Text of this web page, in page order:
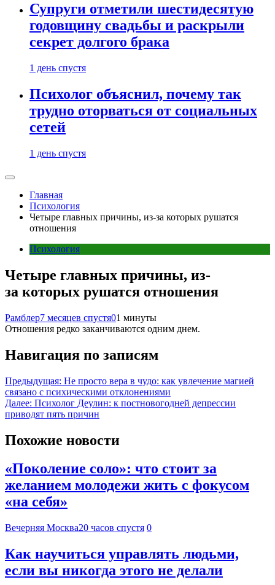
Супруги отметили шестидесятую
годовщину свадьбы и раскрыли
секрет долгого брака
1 день спустя
Психолог объяснил, почему так
трудно оторваться от социальных
сетей
1 день спустя
Главная
Психология
Четыре главных причины, из-за которых рушатся
отношения
Психология
Четыре главных причины, из-
за которых рушатся отношения
Рамблер7 месяцев спустя01 минуты
Отношения редко заканчиваются одним днем.
Навигация по записям
Предыдущая: Не просто вера в чудо: как увлечение магией
связано с психическими отклонениями
Далее: Психолог Деулин: к постновогодней депрессии
приводят пять причин
Похожие новости
«Поколение соло»: что стоит за
желанием молодежи жить с фокусом
«на себя»
Вечерняя Москва20 часов спустя 0
Как научиться управлять людьми,
если вы никогда этого не делали